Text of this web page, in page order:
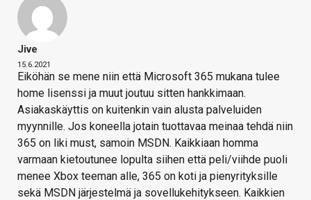
Jive
15.6.2021
Eiköhän se mene niin että Microsoft 365 mukana tulee
home lisenssi ja muut joutuu sitten hankkimaan.
Asiakaskäyttis on kuitenkin vain alusta palveluiden
myynnille. Jos koneella jotain tuottavaa meinaa tehdä niin
365 on liki must, samoin MSDN. Kaikkiaan homma
varmaan kietoutunee lopulta siihen että peli/viihde puoli
menee Xbox teeman alle, 365 on koti ja pienyrityksille
sekä MSDN järjestelmä ja sovellukehitykseen. Kaikkien